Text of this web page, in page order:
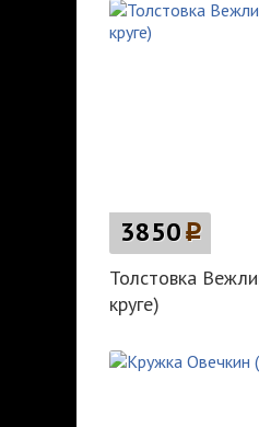
3850p
Толстовка
круге)